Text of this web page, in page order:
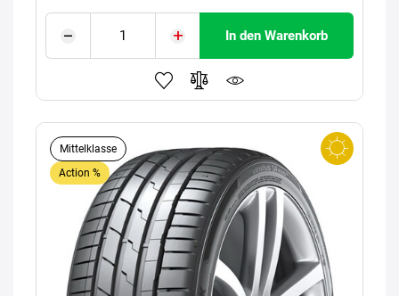
In den Warenkorb
Mittelklasse
Action %